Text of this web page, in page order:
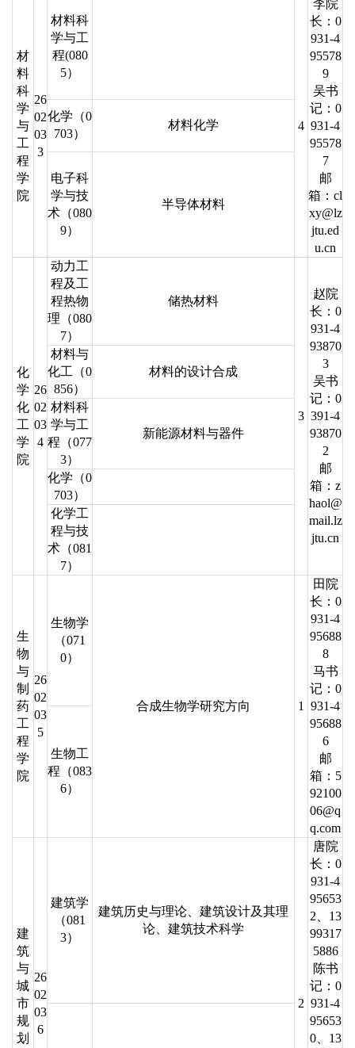
材
料
科
学
与
工
程
学
院
26
02
03
3
材料科
学与工
程(080
5）
4
李院
长：0
931-4
95578
9
吴书
记：0
931-4
95578
7
邮
箱：cl
xy@lz
jtu.ed
u.cn
化学（0
703）
材料化学
电子科
学与技
术（080
9）
半导体材料
化
学
化
工
学
院
26
02
03
4
动力工
程及工
程热物
理（080
7）
储热材料
3
赵院
长：0
931-4
93870
3
吴书
记：0
391-4
93870
2
邮
箱：z
haol@
mail.lz
jtu.cn
材料与
化工（0
856）
材料的设计合成
材料科
学与工
程（077
3）
新能源材料与器件
化学（0
703）
化学工
程与技
术（081
7）
生
物
与
制
药
工
程
学
院
26
02
03
5
生物学
（071
0）
合成生物学研究方向 1
田院
长：0
931-4
95688
8
马书
记：0
931-4
95688
6
邮
箱：5
92100
06@q
q.com
生物工
程（083
6）
建
筑
与
城
市
规
划
26
02
03
6
建筑学
（081
3）
建筑历史与理论、建筑设计及其理
论、建筑技术科学
2
唐院
长：0
931-4
95653
2、13
99317
5886
陈书
记：0
931-4
95653
0、13